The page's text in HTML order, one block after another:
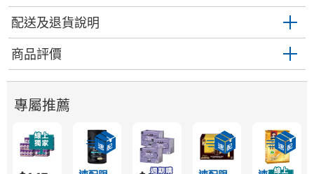
配送及退貨說明
商品評價
專屬推薦